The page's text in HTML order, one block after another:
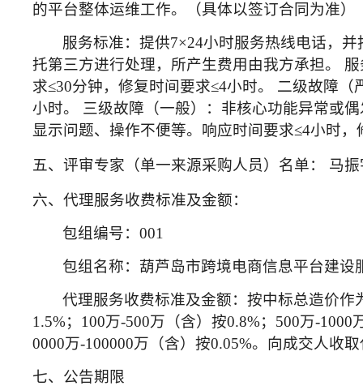
的平台整体运维工作。（具体以签订合同为准）
服务标准：提供7×24小时服务热线电话，
托第三方进行处理，所产生费用由我方承担。
求≤30分钟，修复时间要求≤4小时。 二级故障
小时。 三级故障（一般）：非核心功能异常或
显示问题、操作不便等。响应时间要求≤4小时
五、评审专家（单一来源采购人员）名单： 马
六、代理服务收费标准及金额：
包组编号：001
包组名称：葫芦岛市跨境电商信息平台建设
代理服务收费标准及金额：按中标总造价
1.5%；100万-500万（含）按0.8%；500万-
0000万-100000万（含）按0.05%。向成交人收
七、公告期限